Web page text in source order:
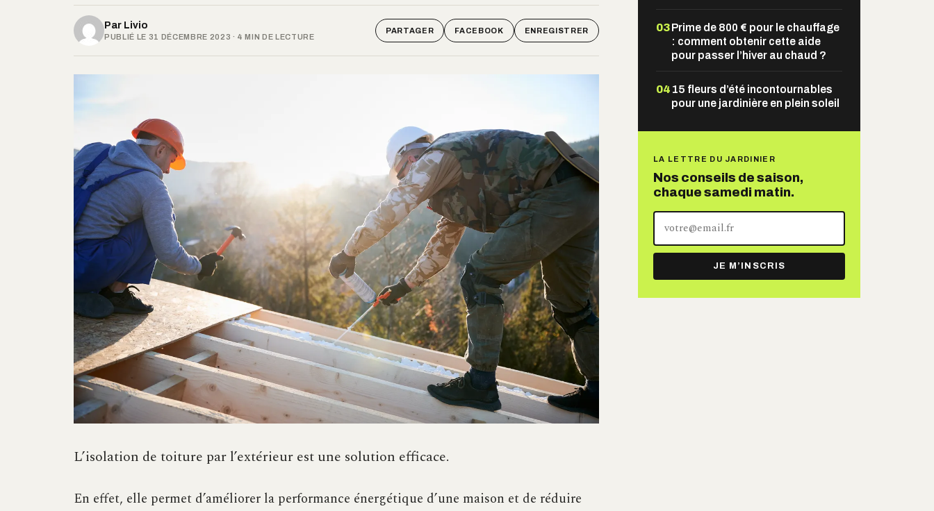
Par Livio
PUBLIÉ LE 31 DÉCEMBRE 2023 · 4 MIN DE LECTURE
PARTAGER FACEBOOK ENREGISTRER
L’isolation de toiture par l’extérieur est une solution efficace.
En effet, elle permet d’améliorer la performance énergétique d’une maison et de réduire
03Prime de 800 € pour le chauffage
: comment obtenir cette aide
pour passer l’hiver au chaud ?
04 15 fleurs d’été incontournables
pour une jardinière en plein soleil
LA LETTRE DU JARDINIER
Nos conseils de saison,
chaque samedi matin.
adresse
mail
JE M’INSCRIS